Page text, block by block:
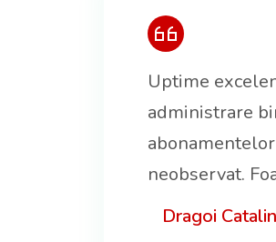
Uptime
administrare
neobservat.
Dragoi Catalin